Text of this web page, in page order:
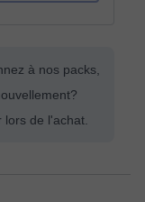
à nos packs,
de l'achat.